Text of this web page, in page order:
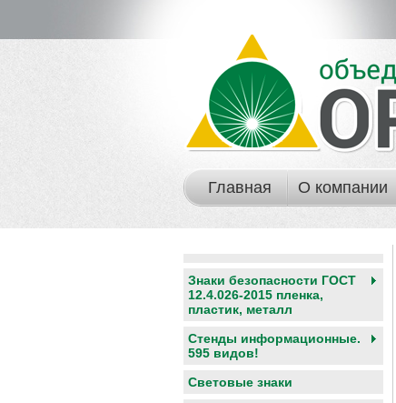
Главная О компании
Знаки безопасности ГОСТ
12.4.026-2015 пленка,
пластик, металл
Стенды информационные.
595 видов!
Световые знаки